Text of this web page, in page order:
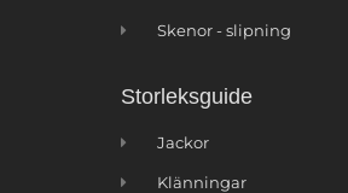
Skenor - slipning
Storleksguide
Jackor
Klänningar